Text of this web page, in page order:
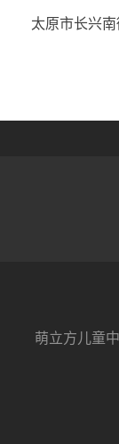
太原市长兴
萌立方儿童